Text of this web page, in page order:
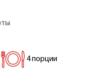
4 порции